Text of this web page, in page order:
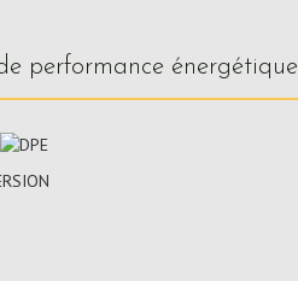
de performance énergétique